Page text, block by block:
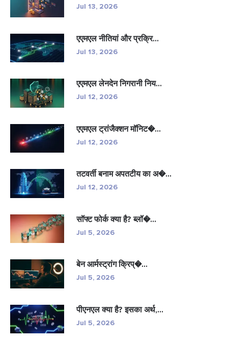
Jul 13, 2026
एएमएल नीतियां और प्रक्रि...
Jul 13, 2026
एएमएल लेनदेन निगरानी निय...
Jul 12, 2026
एएमएल ट्रांजैक्शन मॉनिट�...
Jul 12, 2026
तटवर्ती बनाम अपतटीय का अ�...
Jul 12, 2026
सॉफ्ट फोर्क क्या है? ब्लॉ�...
Jul 5, 2026
बेन आर्मस्ट्रांग क्रिप्�...
Jul 5, 2026
पीएनएल क्या है? इसका अर्थ,...
Jul 5, 2026